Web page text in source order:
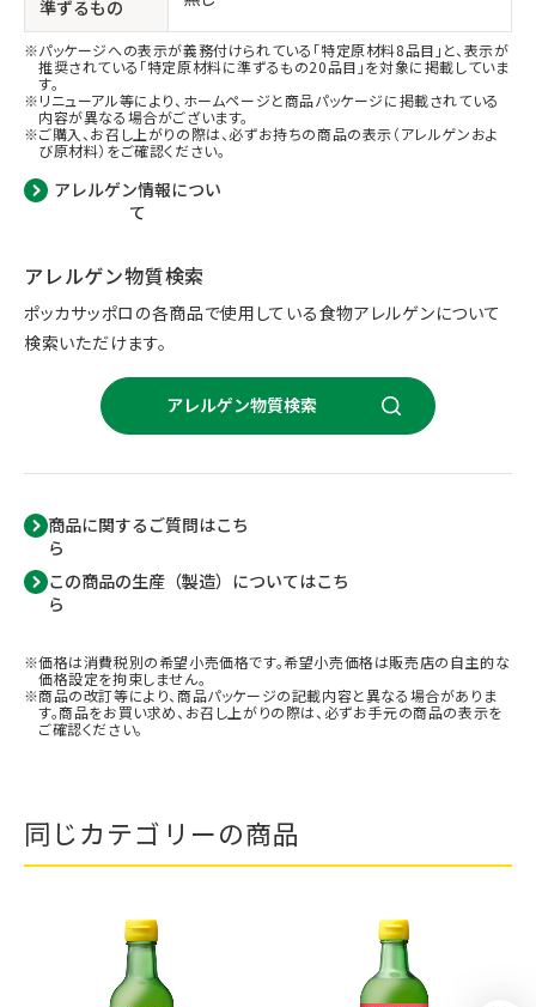
準ずるもの
パッケージへの表示が義務付けられている「特定原材料8品目」と、表示が
推奨されている「特定原材料に準ずるもの20品目」を対象に掲載していま
す。
リニューアル等により、ホームページと商品パッケージに掲載されている
内容が異なる場合がございます。
ご購入、お召し上がりの際は、必ずお持ちの商品の表示（アレルゲンおよ
び原材料）をご確認ください。
アレルゲン情報につい
て
アレルゲン物質検索
ポッカサッポロの各商品で使用している食物アレルゲンについて
検索いただけます。
アレルゲン物質検索
商品に関するご質問はこち
ら
この商品の生産（製造）についてはこち
ら
価格は消費税別の希望小売価格です。希望小売価格は販売店の自主的な
価格設定を拘束しません。
商品の改訂等により、商品パッケージの記載内容と異なる場合がありま
す。商品をお買い求め、お召し上がりの際は、必ずお手元の商品の表示を
ご確認ください。
同じカテゴリーの商品